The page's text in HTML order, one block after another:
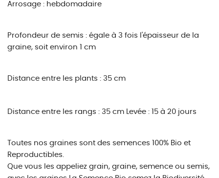
Arrosage : hebdomadaire
Profondeur de semis : égale à 3 fois l'épaisseur de la
graine, soit environ 1 cm
Distance entre les plants : 35 cm
Distance entre les rangs : 35 cm Levée : 15 à 20 jours
Toutes nos graines sont des semences 100% Bio et
Reproductibles.
Que vous les appeliez grain, graine, semence ou semis,